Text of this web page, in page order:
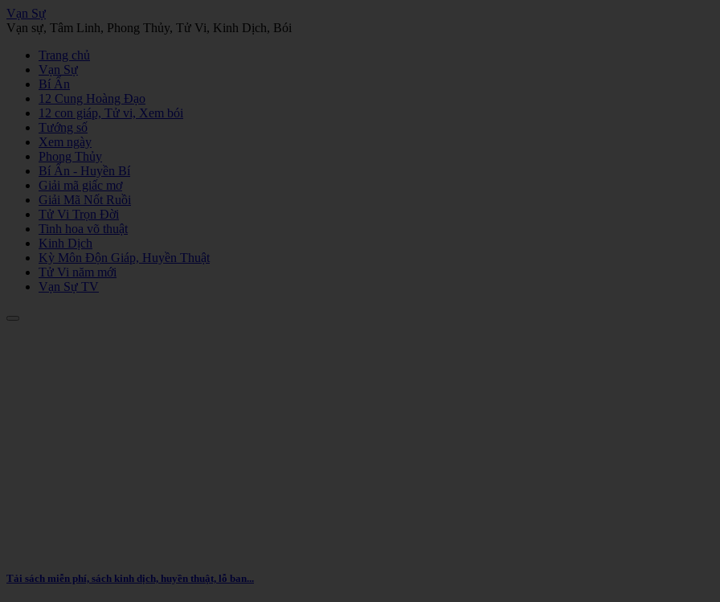
Vạn Sự
Vạn sự, Tâm Linh, Phong Thủy, Tử Vi, Kinh Dịch, Bói
Trang chủ
Vạn Sự
Bí Ẩn
12 Cung Hoàng Đạo
12 con giáp, Tử vi, Xem bói
Tướng số
Xem ngày
Phong Thủy
Bí Ẩn - Huyền Bí
Giải mã giấc mơ
Giải Mã Nốt Ruồi
Tử Vi Trọn Đời
Tinh hoa võ thuật
Kinh Dịch
Kỳ Môn Độn Giáp, Huyền Thuật
Tử Vi năm mới
Vạn Sự TV
Tải sách miễn phí, sách kinh dịch, huyền thuật, lỗ ban...